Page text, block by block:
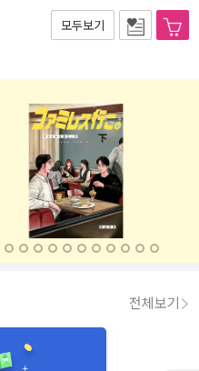
모두보기
전체보기